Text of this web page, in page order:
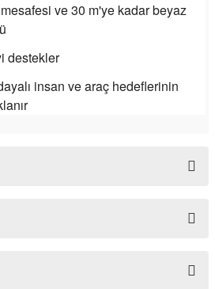
ve 30 m'ye kadar beyaz
destekler
insan ve araç hedeflerinin
ilk yorumu siz yapın!